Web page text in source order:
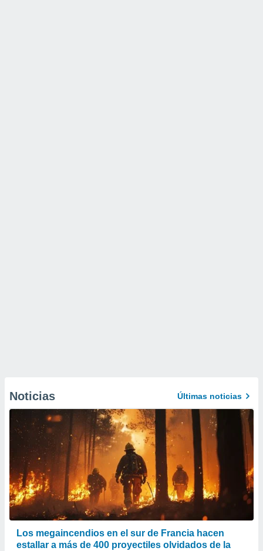
Noticias Últimas noticias
Los megaincendios en el sur de Francia hacen
estallar a más de 400 proyectiles olvidados de la